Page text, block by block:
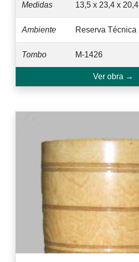
Medidas 13,5 x 23,4 x 20,4
Ambiente Reserva Técnica
Tombo M-1426
Ver obra →